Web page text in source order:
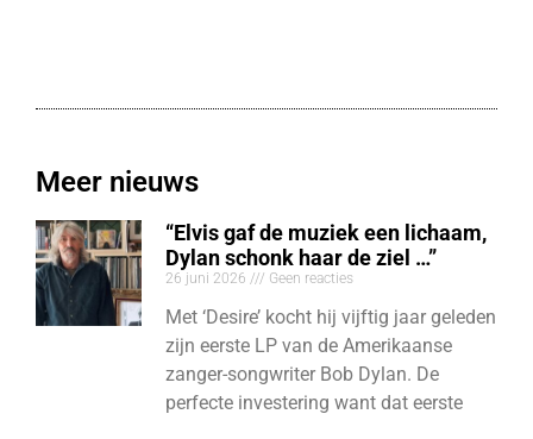
Meer nieuws
“Elvis gaf de muziek een lichaam,
Dylan schonk haar de ziel …”
26 juni 2026 Geen reacties
Met ‘Desire’ kocht hij vijftig jaar geleden
zijn eerste LP van de Amerikaanse
zanger-songwriter Bob Dylan. De
perfecte investering want dat eerste